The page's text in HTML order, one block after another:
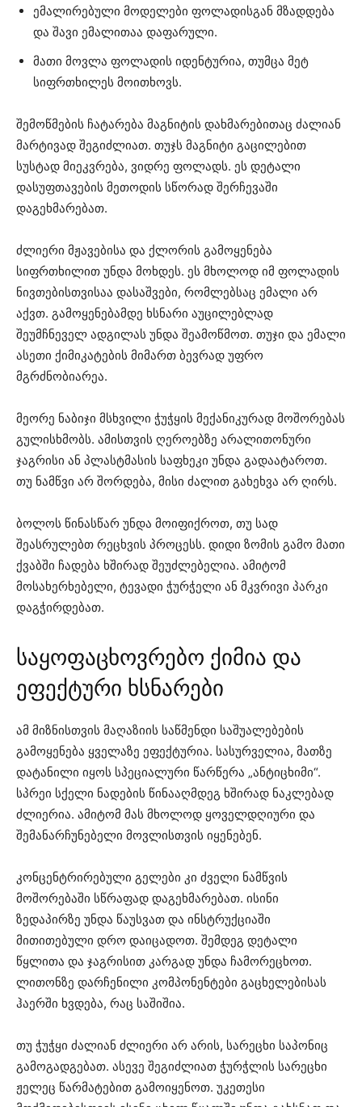
ემალირებული მოდელები ფოლადისგან მზადდება
და შავი ემალითაა დაფარული.
მათი მოვლა ფოლადის იდენტურია, თუმცა მეტ
სიფრთხილეს მოითხოვს.
შემოწმების ჩატარება მაგნიტის დახმარებითაც ძალიან
მარტივად შეგიძლიათ. თუჯს მაგნიტი გაცილებით
სუსტად მიეკვრება, ვიდრე ფოლადს. ეს დეტალი
დასუფთავების მეთოდის სწორად შერჩევაში
დაგეხმარებათ.
ძლიერი მჟავებისა და ქლორის გამოყენება
სიფრთხილით უნდა მოხდეს. ეს მხოლოდ იმ ფოლადის
ნივთებისთვისაა დასაშვები, რომლებსაც ემალი არ
აქვთ. გამოყენებამდე ხსნარი აუცილებლად
შეუმჩნეველ ადგილას უნდა შეამოწმოთ. თუჯი და ემალი
ასეთი ქიმიკატების მიმართ ბევრად უფრო
მგრძნობიარეა.
მეორე ნაბიჯი მსხვილი ჭუჭყის მექანიკურად მოშორებას
გულისხმობს. ამისთვის ღეროებზე არალითონური
ჯაგრისი ან პლასტმასის საფხეკი უნდა გადაატაროთ.
თუ ნამწვი არ შორდება, მისი ძალით გახეხვა არ ღირს.
ბოლოს წინასწარ უნდა მოიფიქროთ, თუ სად
შეასრულებთ რეცხვის პროცესს. დიდი ზომის გამო მათი
ქვაბში ჩადება ხშირად შეუძლებელია. ამიტომ
მოსახერხებელი, ტევადი ჭურჭელი ან მკვრივი პარკი
დაგჭირდებათ.
საყოფაცხოვრებო ქიმია და
ეფექტური ხსნარები
ამ მიზნისთვის მაღაზიის საწმენდი საშუალებების
გამოყენება ყველაზე ეფექტურია. სასურველია, მათზე
დატანილი იყოს სპეციალური წარწერა „ანტიცხიმი“.
სპრეი სქელი ნადების წინააღმდეგ ხშირად ნაკლებად
ძლიერია. ამიტომ მას მხოლოდ ყოველდღიური და
შემანარჩუნებელი მოვლისთვის იყენებენ.
კონცენტრირებული გელები კი ძველი ნამწვის
მოშორებაში სწრაფად დაგეხმარებათ. ისინი
ზედაპირზე უნდა წაუსვათ და ინსტრუქციაში
მითითებული დრო დაიცადოთ. შემდეგ დეტალი
წყლითა და ჯაგრისით კარგად უნდა ჩამორეცხოთ.
ლითონზე დარჩენილი კომპონენტები გაცხელებისას
ჰაერში ხვდება, რაც საშიშია.
თუ ჭუჭყი ძალიან ძლიერი არ არის, სარეცხი საპონიც
გამოგადგებათ. ასევე შეგიძლიათ ჭურჭლის სარეცხი
ჟელეც წარმატებით გამოიყენოთ. უკეთესი